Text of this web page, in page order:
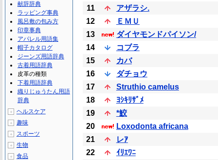
11
アザラシ.
12
ＥＭＵ
13
ダイヤモンドパイソン/
14
コブラ
15
カバ
16
ダチョウ
17
Struthio camelus
18
ﾖｼｷﾘｻﾞﾒ
19
*鮫
20
Loxodonta africana
21
レｱ
22
ｲﾘｴﾜﾆ
献辞辞典
ラッピング事典
風呂敷の包み方
印章事典
アパレル用語集
帽子カタログ
ジーンズ用語辞典
古着用語辞典
皮革の種類
下着用語辞典
織りじゅうたん用語
辞典
＋ ヘルスケア
＋ 趣味
＋ スポーツ
＋ 生物
＋ 食品